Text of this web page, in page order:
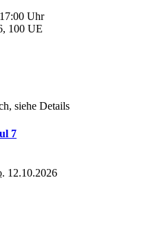
Uhr
100 UE
siehe Details
7
12.10.2026